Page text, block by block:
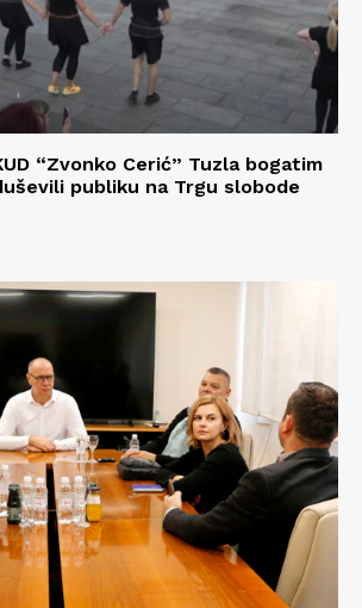
“Zvonko Cerić” Tuzla bogatim
publiku na Trgu slobode